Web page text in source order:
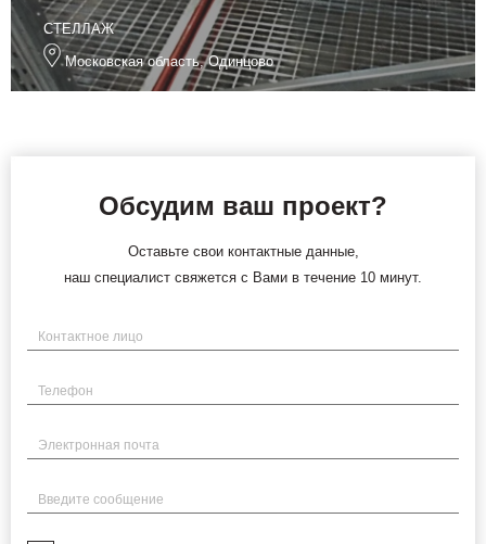
СТЕЛЛАЖ
Московская область, Одинцово
Обсудим ваш проект?
Оставьте свои контактные данные,
наш специалист свяжется с Вами в течение 10 минут.
Имя
Телефон
Электронная почта
Введите сообщение